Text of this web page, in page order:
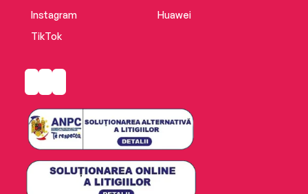
Instagram
TikTok
Huawei